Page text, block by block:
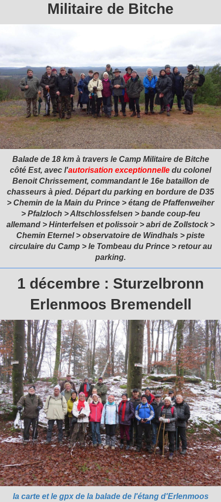
Militaire de Bitche
Balade de 18 km à travers le Camp Militaire de Bitche
côté Est, avec l'autorisation exceptionnelle du colonel
Benoit Chrissement, commandant le 16e bataillon de
chasseurs à pied. Départ du parking en bordure de D35
> Chemin de la Main du Prince > étang de Pfaffenweiher
> Pfalzloch > Altschlossfelsen > bande coup-feu
allemand > Hinterfelsen et polissoir > abri de Zollstock >
Chemin Eternel > observatoire de Windhals > piste
circulaire du Camp > le Tombeau du Prince > retour au
parking.
1 décembre : Sturzelbronn
Erlenmoos Bremendell
la carte et le gpx de la balade de l'étang d'Erlenmoos